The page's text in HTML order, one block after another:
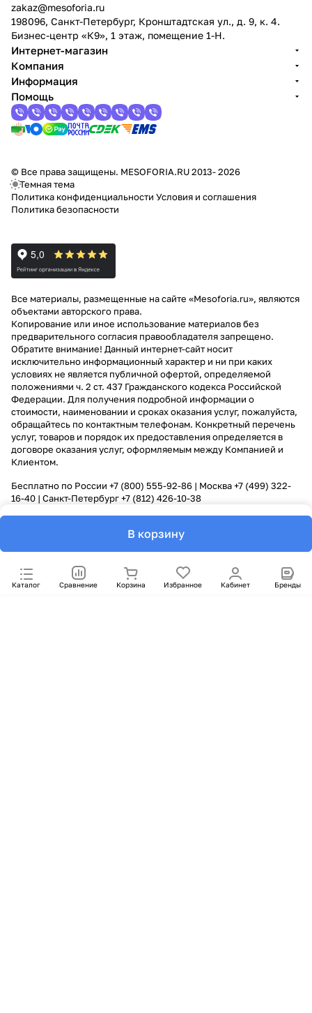
В корзину
Каталог Сравнение Корзина Избранное Кабинет Бренды
zakaz@mesoforia.ru
198096, Санкт-Петербург, Кронштадтская ул., д. 9, к. 4.
Бизнес-центр «К9», 1 этаж, помещение 1-Н.
Интернет-магазин
Компания
Информация
Помощь
© Все права защищены. MESOFORIA.RU 2013- 2026
Темная тема
Политика конфиденциальности Условия и соглашения
Политика безопасности
Все материалы, размещенные на сайте «Mesoforia.ru», являются
объектами авторского права.
Копирование или иное использование материалов без
предварительного согласия правообладателя запрещено.
Обратите внимание! Данный интернет-сайт носит
исключительно информационный характер и ни при каких
условиях не является публичной офертой, определяемой
положениями ч. 2 ст. 437 Гражданского кодекса Российской
Федерации. Для получения подробной информации о
стоимости, наименовании и сроках оказания услуг, пожалуйста,
обращайтесь по контактным телефонам. Конкретный перечень
услуг, товаров и порядок их предоставления определяется в
договоре оказания услуг, оформляемым между Компанией и
Клиентом.
Бесплатно по России +7 (800) 555-92-86 | Москва+7 (499) 322-
16-40 | Санкт-Петербург+7 (812) 426-10-38